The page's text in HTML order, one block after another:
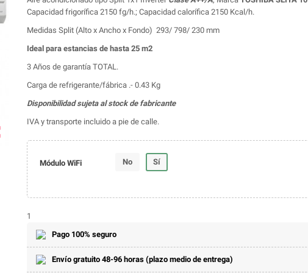
Capacidad frigorífica 2150 fg/h.; Capacidad calorífica 2150 Kcal/h.
Medidas Split (Alto x Ancho x Fondo) 293/ 798/ 230 mm
Ideal para estancias de hasta 25 m2
3 Años de garantía TOTAL.
Carga de refrigerante/fábrica .- 0.43 Kg
Disponibilidad sujeta al stock de fabricante
IVA y transporte incluido a pie de calle.
Módulo WiFi No Sí
1
Pago 100% seguro
Envío gratuito 48-96 horas (plazo medio de entrega)